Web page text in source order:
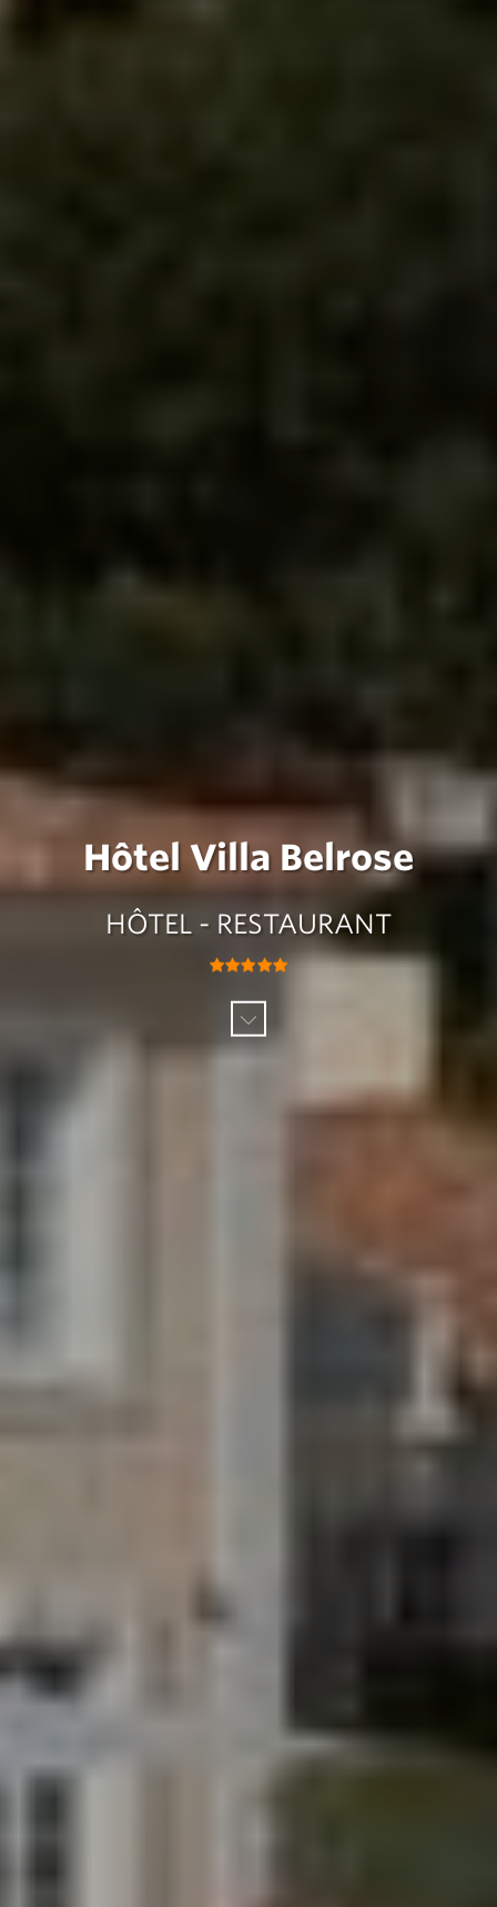
Hôtel Villa Belrose
HÔTEL - RESTAURANT